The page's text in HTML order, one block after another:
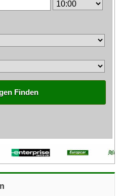
Finden